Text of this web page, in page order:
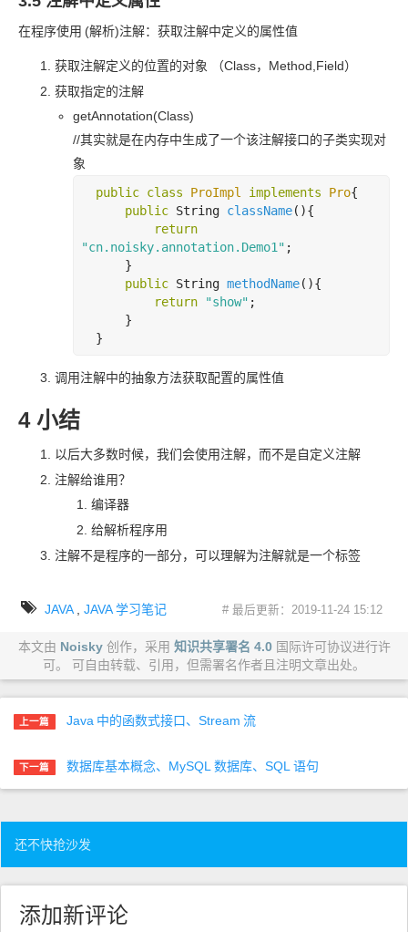
在程序使用 (解析)注解：获取注解中定义的属性值
获取注解定义的位置的对象 （Class，Method,Field）
获取指定的注解
getAnnotation(Class)
//其实就是在内存中生成了一个该注解接口的子类实现对
象
public class ProImpl implements Pro{
public String className(){
return
"cn.noisky.annotation.Demo1" ;
public String methodName(){
return
"show" ;
调用注解中的抽象方法获取配置的属性值
4 小结
以后大多数时候，我们会使用注解，而不是自定义注解
注解给谁用？
编译器
给解析程序用
注解不是程序的一部分，可以理解为注解就是一个标签
JAVA, JAVA学习笔记 # 最后更新：2019-11-24 15:12
本文由 Noisky创作，采用 知识共享署名 4.0国际许可协议进行许
可。 可自由转载、引用，但需署名作者且注明文章出处。
上一篇 Java 中的函数式接口、Stream 流
下一篇 数据库基本概念、MySQL 数据库、SQL 语句
还不快抢沙发
添加新评论